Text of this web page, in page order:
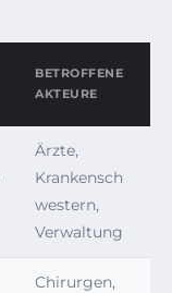
BETROFFENE
AKTEURE
Ärzte,
Krankensch
western,
Verwaltung
Chirurgen,